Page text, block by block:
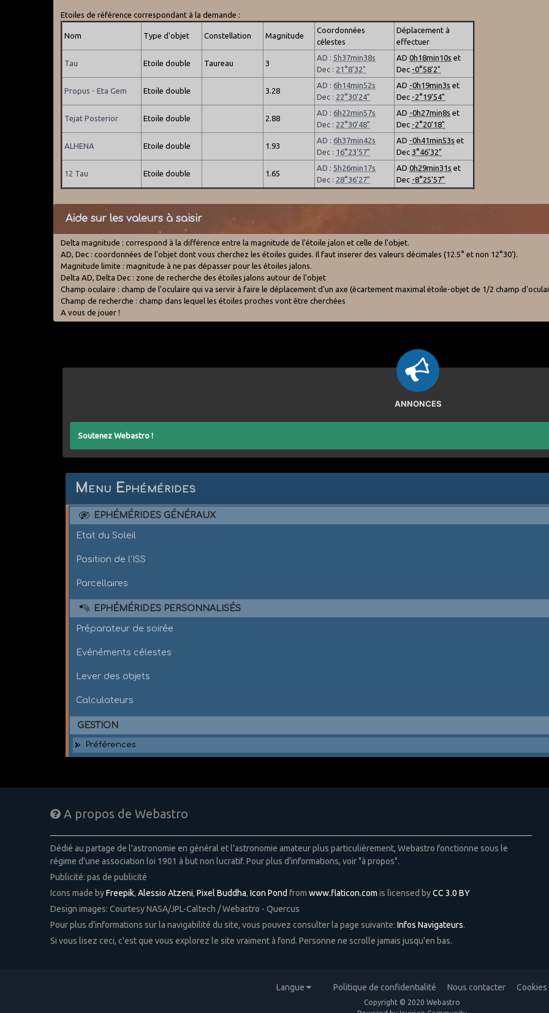
Etoiles de référence correspondant à la demande :
Nom Type d'objet Constellation Magnitude
Coordonnées
célestes
Déplacement à
effectuer
Tau Etoile double Taureau 3
AD : 5h37min38s
Dec : 21°8'32"
AD0h18min10s et
Dec -0°58'2"
Propus - Eta Gem Etoile double 3.28
AD :6h14min52s
Dec : 22°30'24"
AD -0h19min3s et
Dec -2°19'54"
Tejat Posterior Etoile double 2.88
AD :6h22min57s
Dec : 22°30'48"
AD -0h27min8s et
Dec -2°20'18"
ALHENA Etoile double 1.93
AD :6h37min42s
Dec : 16°23'57"
AD -0h41min53s et
Dec 3°46'32"
12 Tau Etoile double 1.65
AD : 5h26min17s
Dec : 28°36'27"
AD0h29min31s et
Dec -8°25'57"
Aide sur les valeurs à saisir
Delta magnitude : correspond à la différence entre la magnitude de l'étoile jalon et celle de l'objet.
AD, Dec : coordonnées de l'objet dont vous cherchez les étoiles guides. Il faut inserer des valeurs décimales (12.5° et non 12°30').
Magnitude limite : magnitude à ne pas dépasser pour les étoiles jalons.
Delta AD, Delta Dec : zone de recherche des étoiles jalons autour de l'objet
Champ oculaire : champ de l'oculaire qui va servir à faire le déplacement d'un axe (écartement maximal étoile-objet de 1/2 champ
Champ de recherche : champ dans lequel les étoiles proches vont être cherchées
A vous de jouer !
ANNONCES
Soutenez Webastro !
Menu Ephémérides
EPHÉMÉRIDES GÉNÉRAUX
Etat du Soleil
Position de l'ISS
Parcellaires
EPHÉMÉRIDES PERSONNALISÉS
Préparateur de soirée
Evénéments célestes
Lever des objets
Calculateurs
GESTION
Préférences
A propos de Webastro
Dédié au partage de l'astronomie en général et l'astronomie amateur plus particulièrement, Webastro fonctionne sous le
régime d'une association loi 1901 à but non lucratif. Pour plus d'informations, voir "à propos".
Publicité: pas de publicité
Icons made byFreepik, Alessio Atzeni, Pixel Buddha, Icon Pond from www.flaticon.com is licensed byCC 3.0 BY
Design images: Courtesy NASA/JPL-Caltech / Webastro - Quercus
Pour plus d'informations sur la navigabilité du site, vous pouvez consulter la page suivante: Infos Navigateurs.
Si vous lisez ceci, c'est que vous explorez le site vraiment à fond. Personne ne scrolle jamais jusqu'en bas.
Langue Politique de confidentialité Nous contacter Cookies
Copyright © 2020 Webastro